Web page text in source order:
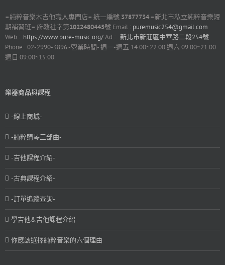
–純粹音樂木吉他職人專門店– 統一編號 37877734 –新北市私立純粹音樂短
期補習班– 府教社字第1022480445號 Email : puremusic254@gmail.com
Web : https://www.pure-music.org/Ad : 新北市新莊區中華路二段254號
Phone: 02-2990-3896 -營業時間- 週一-週五 14:00~22:00 週六 09:00~21:00
週日 09:00~15:00
樂器商品與課程
-線上商城-
-純粹購琴三部曲-
-吉他課程介紹-
-古典課程介紹-
-訂單追蹤查詢-
學吉他&吉他課程介紹
你應該選擇純粹音樂的六個理由